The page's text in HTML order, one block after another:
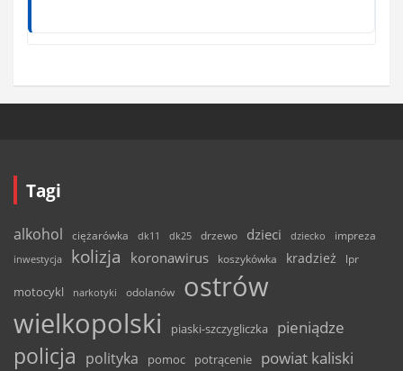
Tagi
alkohol ciężarówka dk11 dk25 drzewo dzieci dziecko
impreza
inwestycja
kolizja koronawirus koszykówka kradzież lpr
motocykl narkotyki odolanów
ostrów
wielkopolski
piaski-szczygliczka pieniądze
policja polityka pomoc potrącenie powiat kaliski